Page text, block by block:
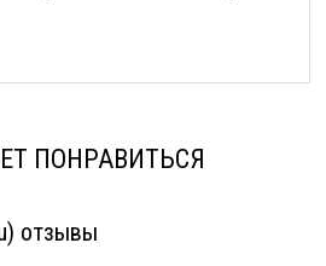
ПОНРАВИТЬСЯ
отзывы